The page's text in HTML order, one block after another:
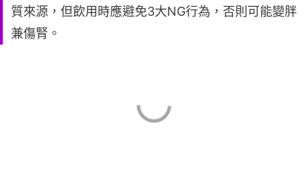
質來源，但飲用時應避免3大NG行為，否則可能變胖
兼傷腎。